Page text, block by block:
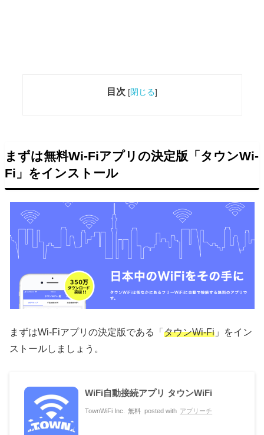
目次 [閉じる]
まずは無料Wi-Fiアプリの決定版「タウンWi-
Fi」をインストール
まずはWi-Fiアプリの決定版である「タウンWi-Fi 」をイン
ストールしましょう。
WiFi自動接続アプリ タウンWiFi
TownWiFi Inc. 無料 posted with アプリーチ